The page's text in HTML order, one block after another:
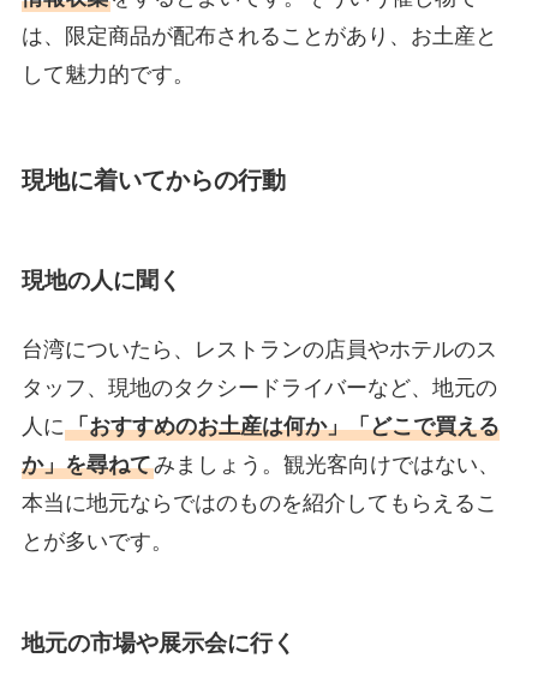
は、限定商品が配布されることがあり、お土産と
して魅力的です。
現地に着いてからの行動
現地の人に聞く
台湾についたら、レストランの店員やホテルのス
タッフ、現地のタクシードライバーなど、地元の
人に「おすすめのお土産は何か」「どこで買える
か」を尋ねてみましょう。観光客向けではない、
本当に地元ならではのものを紹介してもらえるこ
とが多いです。
地元の市場や展示会に行く